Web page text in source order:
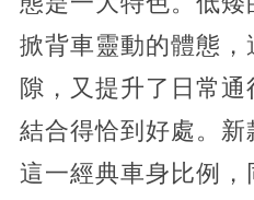
掀背車靈動的體態，
隙，又提升了日常
結合得恰到好處。新
這一經典車身比例